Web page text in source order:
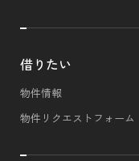
借りたい
物件情報
物件リクエストフォーム